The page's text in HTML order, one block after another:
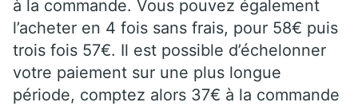
à la commande. Vous pouvez également
l’acheter en 4 fois sans frais, pour 58€ puis
trois fois 57€. Il est possible d’échelonner
votre paiement sur une plus longue
période, comptez alors 37€ à la commande